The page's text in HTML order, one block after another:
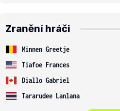
Zranění hráči
Minnen Greetje
Tiafoe Frances
Diallo Gabriel
Tararudee Lanlana